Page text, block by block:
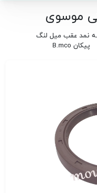
موسوی
نمد عقب میل لنگ
پیکان B.mco